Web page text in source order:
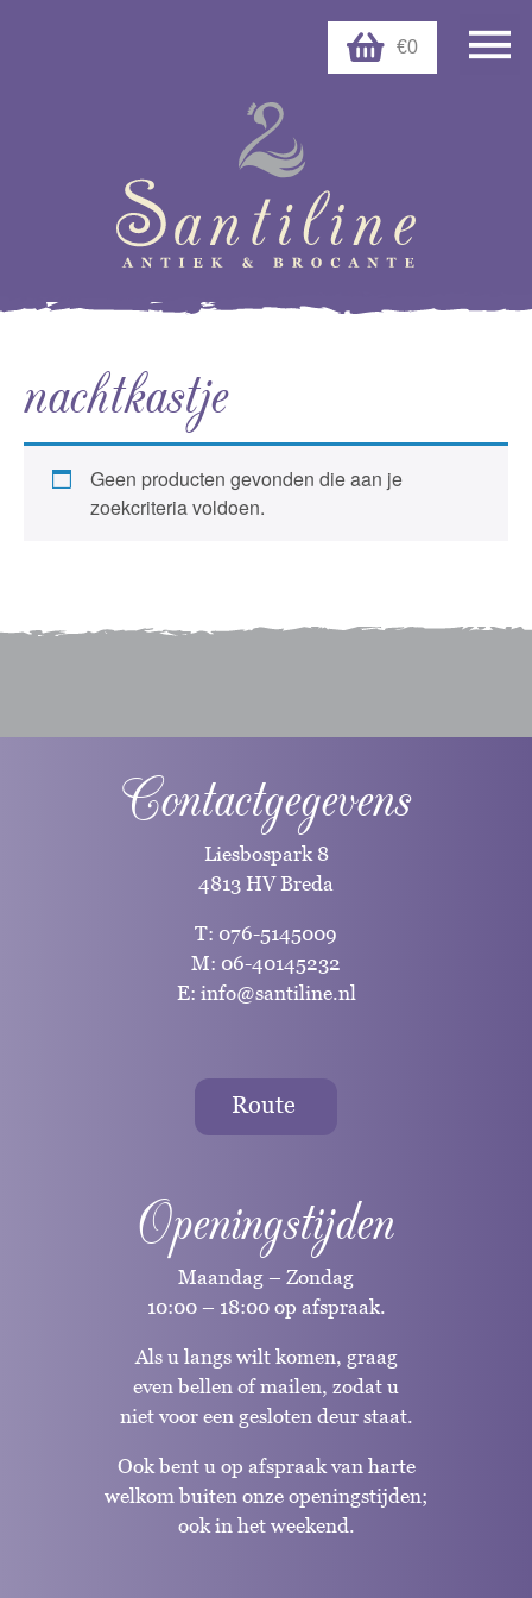
€0
nachtkastje
Geen producten gevonden die aan je
zoekcriteria voldoen.
Contactgegevens
Liesbospark 8
4813 HV Breda
T: 076-5145009
M: 06-40145232
E: info@santiline.nl
Route
Openingstijden
Maandag – Zondag
10:00 – 18:00 op afspraak.
Als u langs wilt komen, graag
even bellen of mailen, zodat u
niet voor een gesloten deur staat.
Ook bent u op afspraak van harte
welkom buiten onze openingstijden;
ook in het weekend.